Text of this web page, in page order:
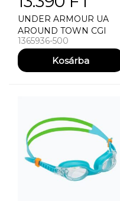
UNDER ARMOUR UA
AROUND TOWN CGI
BEANIE SAPKA
1365936-500